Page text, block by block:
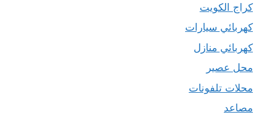
كراج الكويت
كهربائي سيارات
كهربائي منازل
محل عصير
محلات تلفونات
مصاعد